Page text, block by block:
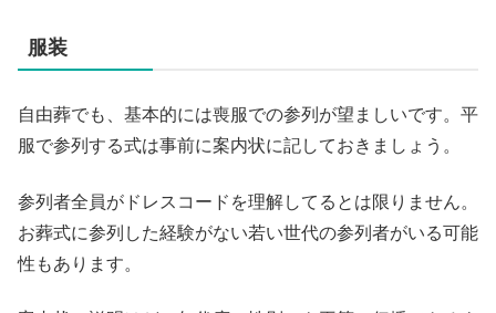
服装
自由葬でも、基本的には喪服での参列が望ましいです。平
服で参列する式は事前に案内状に記しておきましょう。
参列者全員がドレスコードを理解してるとは限りません。
お葬式に参列した経験がない若い世代の参列者がいる可能
性もあります。